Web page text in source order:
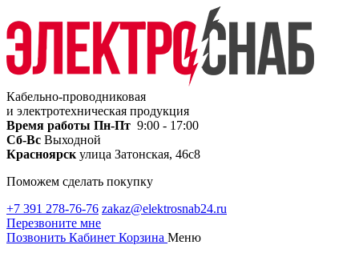
Кабельно-проводниковая
и электротехническая продукция
Время работы Пн-Пт 9:00 - 17:00
Сб-Вс Выходной
Красноярск улица Затонская, 46с8
Поможем сделать покупку
+7 391 278-76-76 zakaz@elektrosnab24.ru
Перезвоните мне
Позвонить Кабинет Корзина Меню